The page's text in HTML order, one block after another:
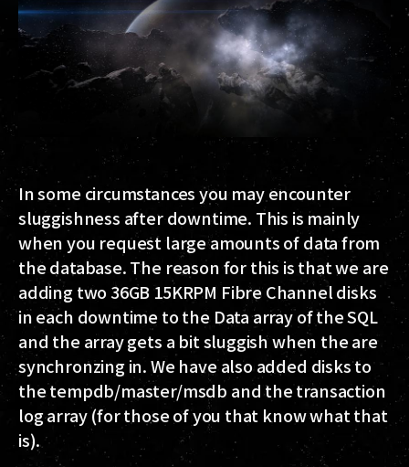
In some circumstances you may encounter
sluggishness after downtime. This is mainly
when you request large amounts of data from
the database. The reason for this is that we are
adding two 36GB 15KRPM Fibre Channel disks
in each downtime to the Data array of the SQL
and the array gets a bit sluggish when the are
synchronzing in. We have also added disks to
the tempdb/master/msdb and the transaction
log array (for those of you that know what that
is).